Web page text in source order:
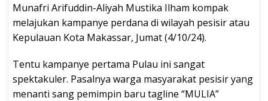
Munafri Arifuddin-Aliyah Mustika Ilham kompak
melajukan kampanye perdana di wilayah pesisir atau
Kepulauan Kota Makassar, Jumat (4/10/24).
Tentu kampanye pertama Pulau ini sangat
spektakuler. Pasalnya warga masyarakat pesisir yang
menanti sang pemimpin baru tagline “MULIA”